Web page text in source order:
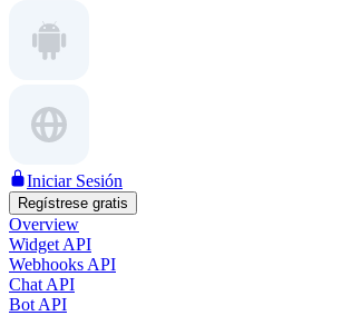
Iniciar Sesión
Regístrese gratis
Overview
Widget API
Webhooks API
Chat API
Bot API